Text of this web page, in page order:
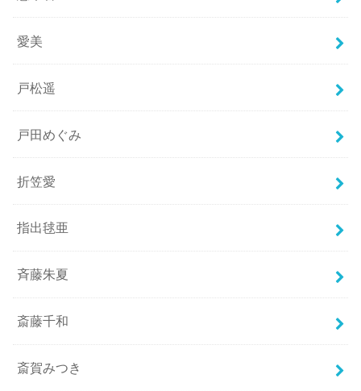
愛美
戸松遥
戸田めぐみ
折笠愛
指出毬亜
斉藤朱夏
斎藤千和
斎賀みつき